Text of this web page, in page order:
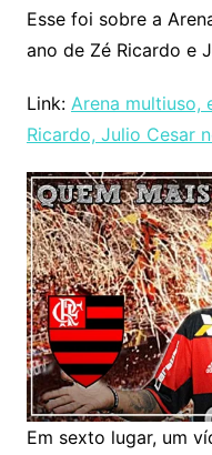
Esse foi sobre a
ano de Zé Ricardo e
Link: Arena multiuso,
Ricardo, Julio Cesar
Em sexto lugar, um